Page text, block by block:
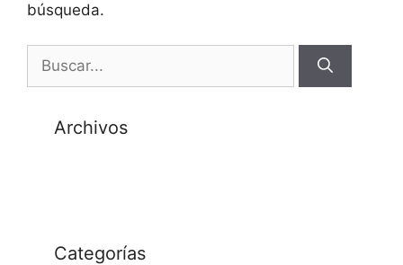
búsqueda.
Archivos
Categorías